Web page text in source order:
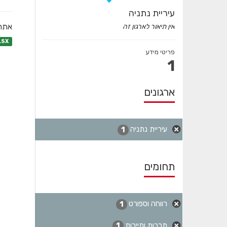
עיריית נתניה
אין תיאור לארגון זה
פריטי מידע
1
ארגונים
עיריית נתניה 1
תחומים
רווחה וספורט 1